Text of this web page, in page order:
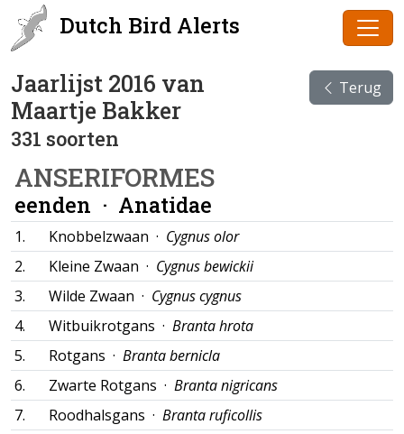
Dutch Bird Alerts
Jaarlijst 2016 van
Maartje Bakker
331 soorten
Terug
ANSERIFORMES
eenden · Anatidae
1. Knobbelzwaan · Cygnus olor
2.
Kleine Zwaan · Cygnus bewickii
3.
Wilde Zwaan · Cygnus cygnus
4.
Witbuikrotgans · Branta hrota
5.
Rotgans · Branta bernicla
6.
Zwarte Rotgans · Branta nigricans
7.
Roodhalsgans · Branta ruficollis